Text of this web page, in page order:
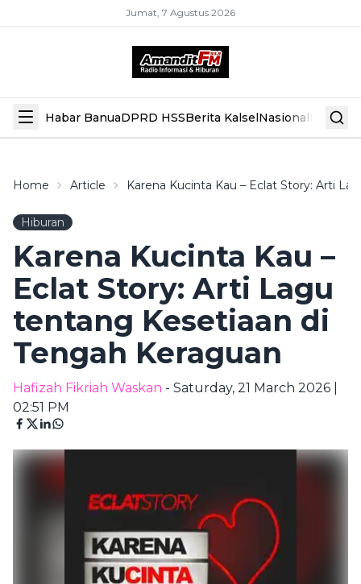
Jumat, 7 Agustus 2026
Habar BanuaDPRD HSSBerita KalselNasional Hiburan
Home Article Karena Kucinta Kau – Eclat Story: Arti
Hiburan
Karena Kucinta Kau –
Eclat Story: Arti Lagu
tentang Kesetiaan di
Tengah Keraguan
Hafizah Fikriah Waskan - Saturday, 21 March 2026 |
02:51 PM